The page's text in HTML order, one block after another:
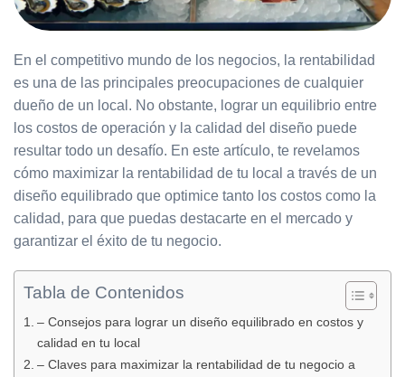
En el competitivo mundo de los negocios, la rentabilidad
es una de las principales preocupaciones de cualquier
dueño de un local. No obstante, lograr un equilibrio entre
los costos de operación y la calidad del diseño puede
resultar todo un desafío. En este artículo, te revelamos
cómo maximizar la rentabilidad de tu local a través de un
diseño equilibrado que optimice tanto los costos como la
calidad, para que puedas destacarte en el mercado y
garantizar el éxito de tu negocio.
Tabla de Contenidos
– Consejos para lograr un diseño equilibrado en costos y
calidad en tu local
– Claves para maximizar la rentabilidad de tu negocio a